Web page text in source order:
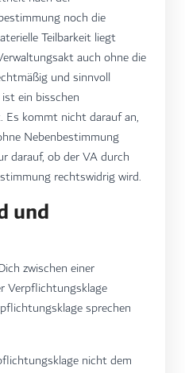
noch die
Teilbarkeit liegt
auch ohne die
und sinnvoll
ein bisschen
kommt nicht darauf an,
Nebenbestimmung
darauf, ob der VA durch
rechtswidrig wird.
und
zwischen einer
Verpflichtungsklage
sprechen
nicht dem